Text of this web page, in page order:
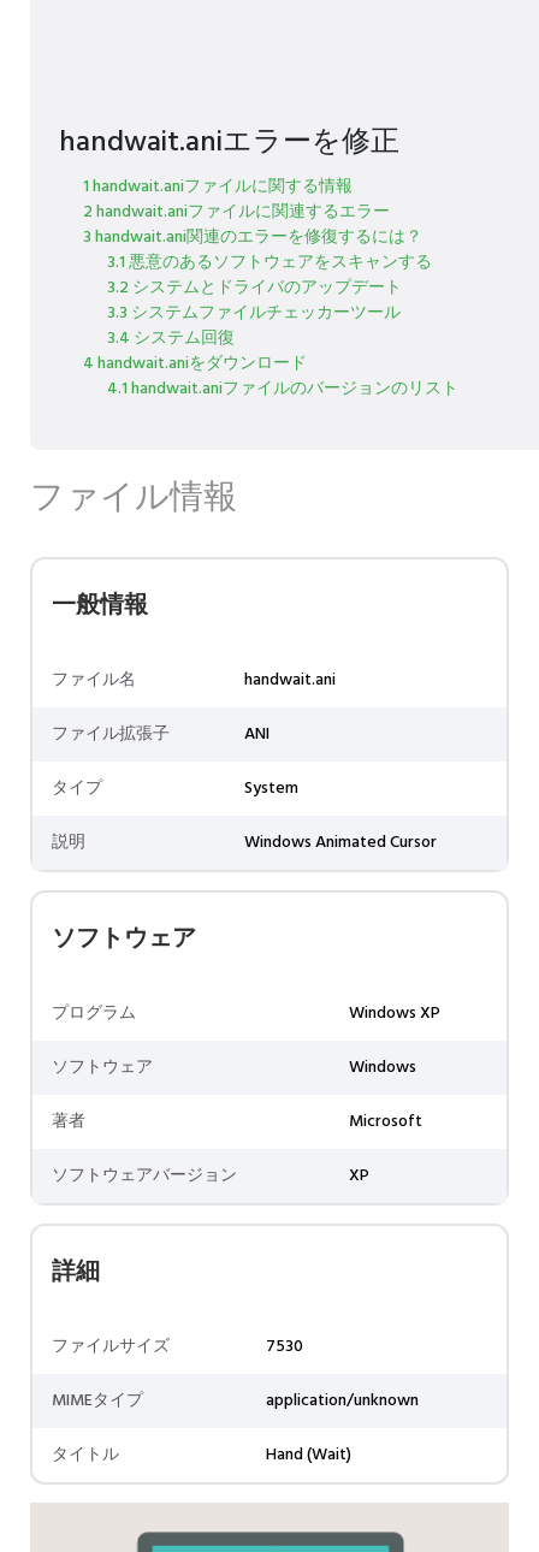
handwait.aniエラーを修正
1 handwait.aniファイルに関する情報
2 handwait.aniファイルに関連するエラー
3 handwait.ani関連のエラーを修復するには？
3.1 悪意のあるソフトウェアをスキャンする
3.2 システムとドライバのアップデート
3.3 システムファイルチェッカーツール
3.4 システム回復
4 handwait.aniをダウンロード
4.1 handwait.aniファイルのバージョンのリスト
ファイル情報
一般情報
ファイル名
handwait.ani
ファイル拡張子
ANI
タイプ
System
説明
Windows Animated Cursor
ソフトウェア
プログラム
Windows XP
ソフトウェア
Windows
著者
Microsoft
ソフトウェアバージョン
XP
詳細
ファイルサイズ
7530
MIMEタイプ
application/unknown
タイトル
Hand (Wait)